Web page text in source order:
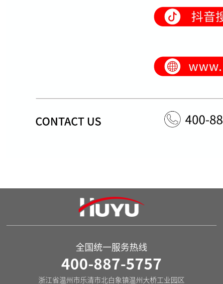
全国统一服务热线
400-887-5757
浙江省温州市乐清市北白象镇温州大桥工业园区